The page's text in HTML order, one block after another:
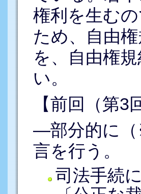
権利を生む
ため、自由
を、自由権
い。
【前回（第
―部分的に（
言を行う。
司法手続